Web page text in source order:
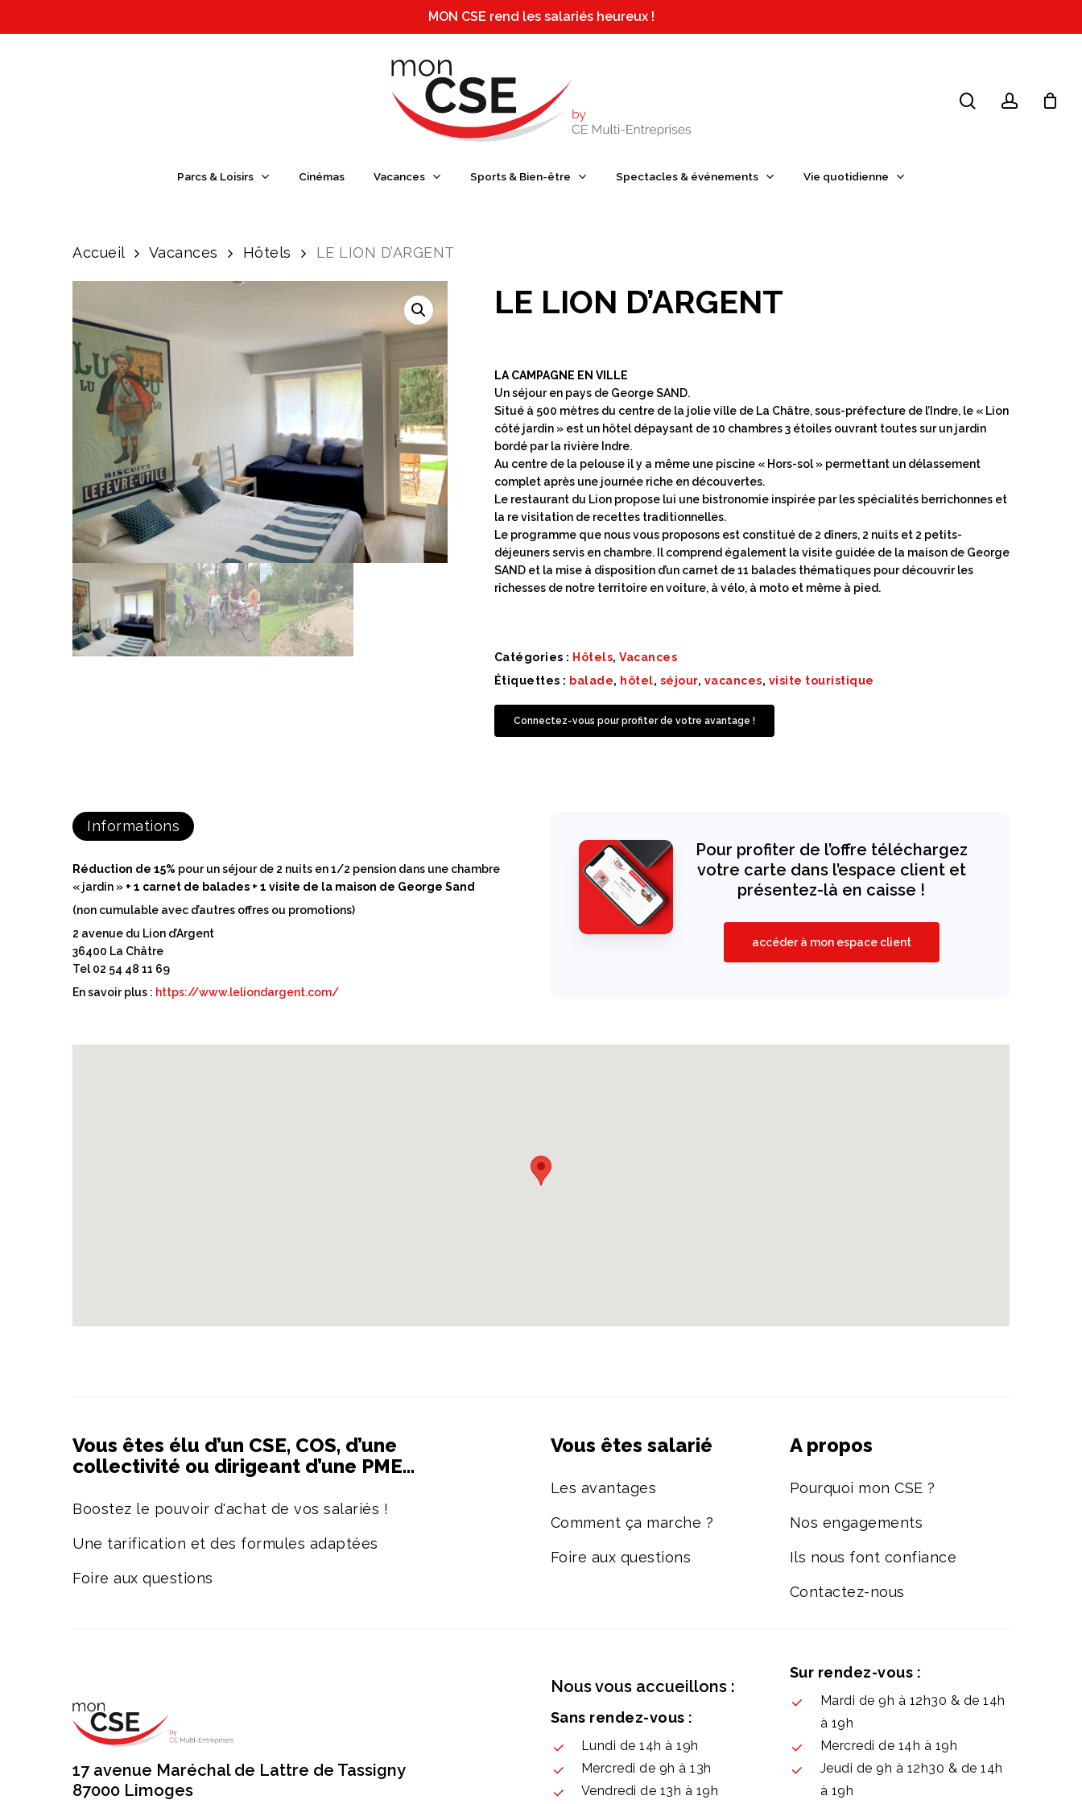
to
MON CSE rend les salariés heureux !
Appuyez sur Entrée pour une recherche ou ESC pour fermer
Parcs & Loisirs Cinémas Vacances Sports & Bien-être Spectacles & événements Vie quotidienne
Accueil Vacances Hôtels LE LION D’ARGENT
LE LION D’ARGENT
LA CAMPAGNE EN VILLE
Un séjour en pays de George SAND.
Situé à 500 mètres du centre de la jolie ville de La Châtre, sous-préfecture de l’Indre, le « Lion
côté jardin » est un hôtel dépaysant de 10 chambres 3 étoiles ouvrant toutes sur un jardin
bordé par la rivière Indre.
Au centre de la pelouse il y a même une piscine « Hors-sol » permettant un délassement
complet après une journée riche en découvertes.
Le restaurant du Lion propose lui une bistronomie inspirée par les spécialités berrichonnes et
la re visitation de recettes traditionnelles.
Le programme que nous vous proposons est constitué de 2 dîners, 2 nuits et 2 petits-
déjeuners servis en chambre. Il comprend également la visite guidée de la maison de George
SAND et la mise à disposition d’un carnet de 11 balades thématiques pour découvrir les
richesses de notre territoire en voiture, à vélo, à moto et même à pied.
Catégories : Hôtels,Vacances
Étiquettes : balade, hôtel, séjour, vacances, visite touristique
Connectez-vous pour profiter de votre avantage !
Informations
Réduction de 15% pour un séjour de 2 nuits en 1/2 pension dans une chambre
« jardin » + 1 carnet de balades + 1 visite de la maison de George Sand
(non cumulable avec d’autres offres ou promotions)
2 avenue du Lion d’Argent
36400 La Châtre
Tel 02 54 48 11 69
En savoir plus : https://www.leliondargent.com/
Pour profiter de l’offre téléchargez
votre carte dans l’espace client et
présentez-là en caisse !
accéder à mon espace client
Vous êtes élu d’un CSE, COS, d’une
collectivité ou dirigeant d’une PME…
Boostez le pouvoir d'achat de vos salariés !
Une tarification et des formules adaptées
Foire aux questions
Vous êtes salarié
Les avantages
Comment ça marche ?
Foire aux questions
A propos
Pourquoi mon CSE ?
Nos engagements
Ils nous font confiance
Contactez-nous
17 avenue Maréchal de Lattre de Tassigny
87000 Limoges
Nous vous accueillons :
Sans rendez-vous :
Lundi de 14h à 19h
Mercredi de 9h à 13h
Vendredi de 13h à 19h
Sur rendez-vous :
Mardi de 9h à 12h30 & de 14h
à 19h
Mercredi de 14h à 19h
Jeudi de 9h à 12h30 & de 14h
à 19h